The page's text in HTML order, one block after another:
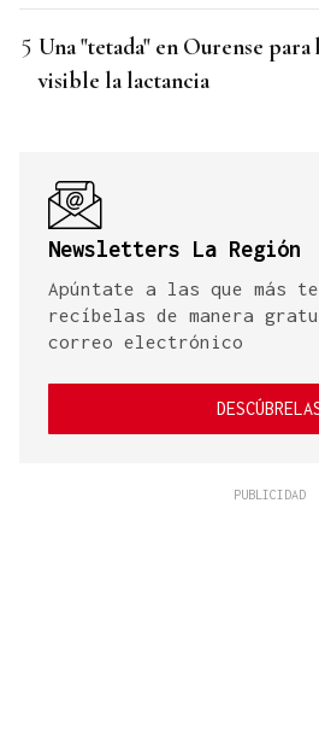
Una "tetada" en Ourense para
visible la lactancia
Newsletters La Región
Apúntate a las que más
recíbelas de manera
correo electrónico